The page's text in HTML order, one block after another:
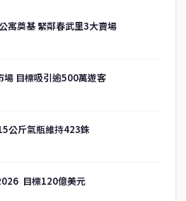
寓奠基 緊鄰春武里3大賣場
場 目標吸引逾500萬遊客
公斤氣瓶維持423銖
目標120億美元
總部設於曼谷的中文新聞媒體，致力於
人社群與社會時事，為在泰華人讀者提
內容。
工商